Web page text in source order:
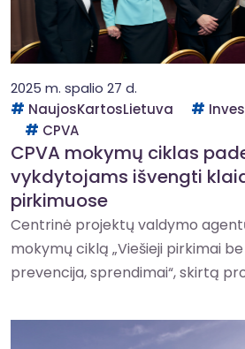
2025 m. spalio 27 d.
NaujosKartosLietuva
CPVA
CPVA mokymų ciklas
vykdytojams išvengti
pirkimuose
Centrinė projektų valdymo
mokymų ciklą „Viešieji pirkimai
prevencija, sprendimai“, skirtą